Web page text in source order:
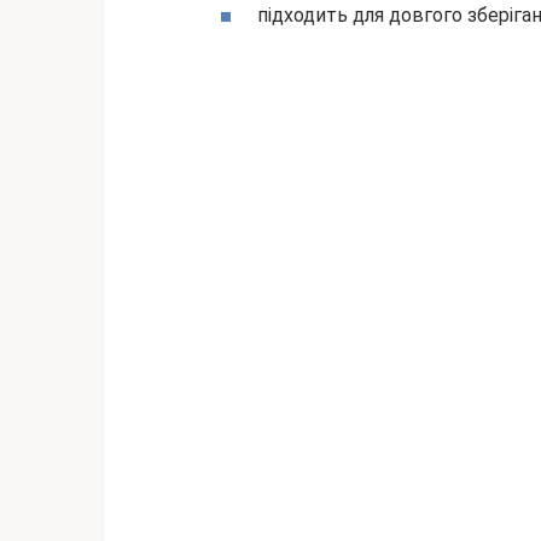
підходить для довгого